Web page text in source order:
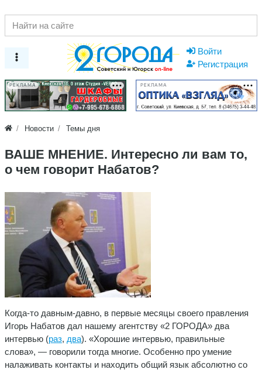
Войти
Регистрация
РЕКЛАМА РЕКЛАМА
Новости Темы дня
ВАШЕ МНЕНИЕ. Интересно ли вам то,
о чем говорит Набатов?
Когда-то давным-давно, в первые месяцы своего правления
Игорь Набатов дал нашему агентству «2 ГОРОДА» два
интервью (раз, два). «Хорошие интервью, правильные
слова», — говорили тогда многие. Особенно про умение
налаживать контакты и находить общий язык абсолютно со